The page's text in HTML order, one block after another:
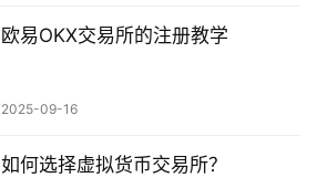
欧易OKX交易所的注册教学
2025-09-16
如何选择虚拟货币交易所？